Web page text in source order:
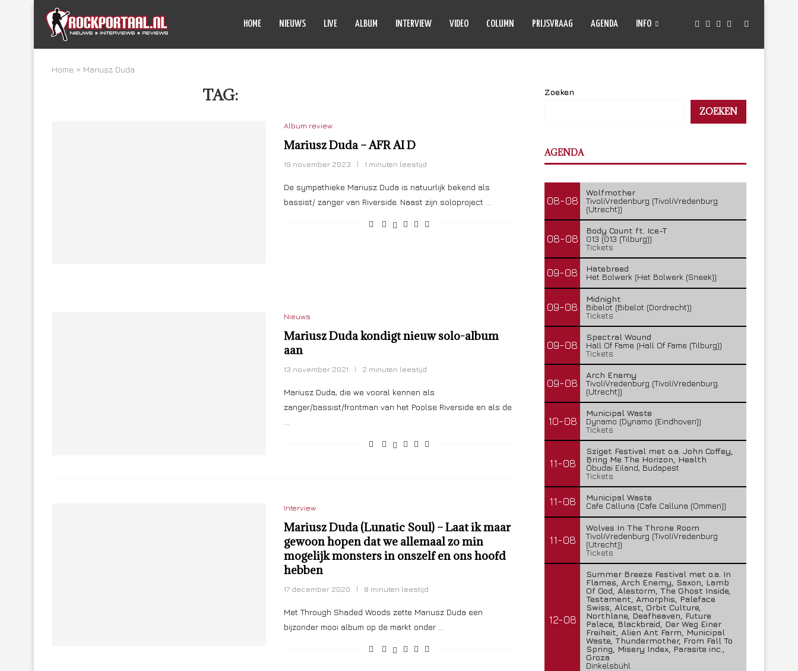
HOME NIEUWS LIVE ALBUM INTERVIEW VIDEO COLUMN PRIJSVRAAG AGENDA INFO
Home » Mariusz Duda
TAG:
Album review
Mariusz Duda – AFR AI D
19 november 2023 1 minuten leestijd
De sympathieke Mariusz Duda is natuurlijk bekend als
bassist/ zanger van Riverside. Naast zijn soloproject …
Nieuws
Mariusz Duda kondigt nieuw solo-album
aan
13 november 2021 2 minuten leestijd
Mariusz Duda, die we vooral kennen als
zanger/bassist/frontman van het Poolse Riverside en als de
…
Interview
Mariusz Duda (Lunatic Soul) – Laat ik maar
gewoon hopen dat we allemaal zo min
mogelijk monsters in onszelf en ons hoofd
hebben
17 december 2020 8 minuten leestijd
Met Through Shaded Woods zette Mariusz Duda een
bijzonder mooi album op de markt onder …
Zoeken
ZOEKEN
AGENDA
08-08
Wolfmother
TivoliVredenburg (TivoliVredenburg
(Utrecht))
08-08
Body Count ft. Ice-T
013 (013 (Tilburg))
Tickets
09-08
Hatebreed
Het Bolwerk (Het Bolwerk (Sneek))
09-08
Midnight
Bibelot (Bibelot (Dordrecht))
Tickets
09-08
Spectral Wound
Hall Of Fame (Hall Of Fame (Tilburg))
Tickets
09-08
Arch Enemy
TivoliVredenburg (TivoliVredenburg
(Utrecht))
10-08
Municipal Waste
Dynamo (Dynamo (Eindhoven))
Tickets
11-08
Sziget Festival met o.a. John Coffey,
Bring Me The Horizon, Health
Óbudai Eiland, Budapest
Tickets
11-08
Municipal Waste
Cafe Calluna (Cafe Calluna (Ommen))
11-08
Wolves In The Throne Room
TivoliVredenburg (TivoliVredenburg
(Utrecht))
Tickets
12-08
Summer Breeze Festival met o.a. In
Flames, Arch Enemy, Saxon, Lamb
Of God, Alestorm, The Ghost Inside,
Testament, Amorphis, Paleface
Swiss, Alcest, Orbit Culture,
Northlane, Deafheaven, Future
Palace, Blackbraid, Der Weg Einer
Freiheit, Alien Ant Farm, Municipal
Waste, Thundermother, From Fall To
Spring, Misery Index, Parasite inc.,
Groza
Dinkelsbühl